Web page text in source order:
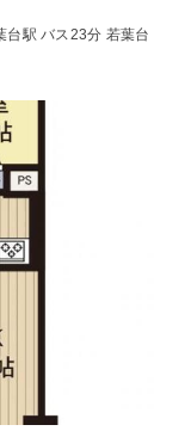
台駅 バス23分 若葉台